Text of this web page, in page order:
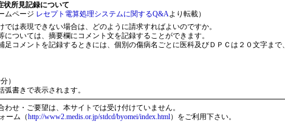
状所見記録について
ムページ レセプト電算処理システムに関するQ&Aより転載）
は表現できない場合は、どのように請求すればよいのですか。
ついては、摘要欄にコメント文を記録することができます。
足コメントを記録するときには、個別の傷病名ごとに医科及びＤＰＣは２０文字まで
）
書きで表示されます。
せ・ご要望は、本サイトでは受け付けていません。
ーム（http://www2.medis.or.jp/stdcd/byomei/index.html）をご利用下さい。